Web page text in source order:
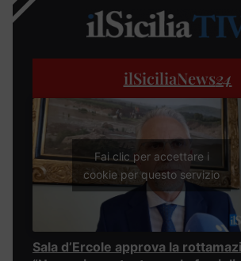
ilSiciliaNews24
Fai clic per accettare i
cookie per questo servizio
Sala d’Ercole approva la